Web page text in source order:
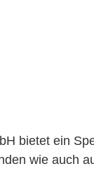
bietet ein
wie auch